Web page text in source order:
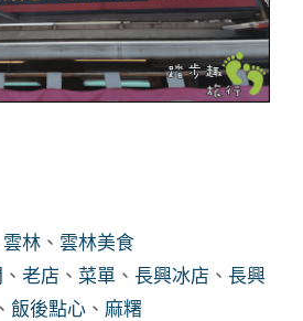
雲林 、雲林美食
、老店 、 菜單 、長興冰店 、長興
、 飯後點心 、 麻糬